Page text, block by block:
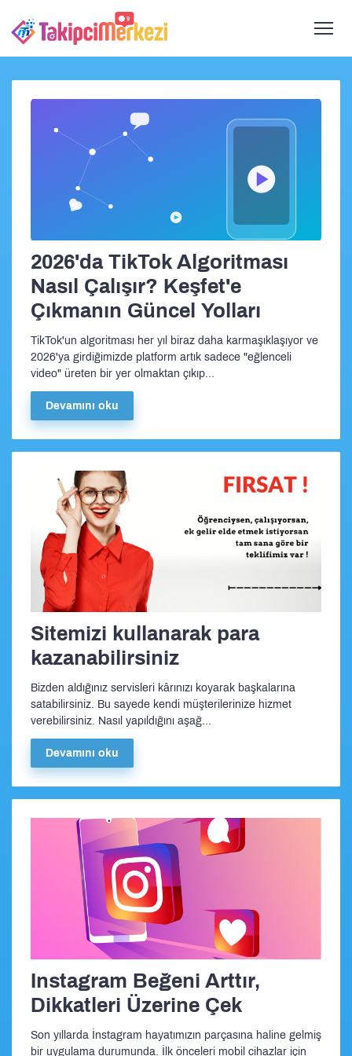
2026'da TikTok Algoritması
Nasıl Çalışır? Keşfet'e
Çıkmanın Güncel Yolları
TikTok'un algoritması her yıl biraz daha karmaşıklaşıyor ve
2026'ya girdiğimizde platform artık sadece "eğlenceli
video" üreten bir yer olmaktan çıkıp...
Devamını oku
Sitemizi kullanarak para
kazanabilirsiniz
Bizden aldığınız servisleri kârınızı koyarak başkalarına
satabilirsiniz. Bu sayede kendi müşterilerinize hizmet
verebilirsiniz. Nasıl yapıldığını aşağ...
Devamını oku
Instagram Beğeni Arttır,
Dikkatleri Üzerine Çek
Son yıllarda İnstagram hayatımızın parçasına haline gelmiş
bir uygulama durumunda. İlk önceleri mobil cihazlar için